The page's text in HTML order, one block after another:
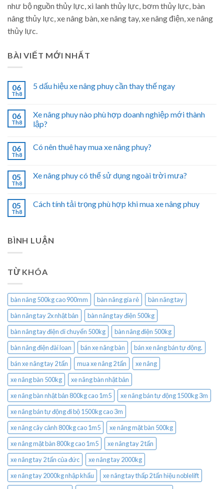
như bộ nguồn thủy lực, xi lanh thủy lực, bơm thủy lực, bàn
nâng thủy lực, xe nâng bàn, xe nâng tay, xe nâng điện, xe nâng
thủy lực.
BÀI VIẾT MỚI NHẤT
06
Th8
5 dấu hiệu xe nâng phuy cần thay thế ngay
06
Th8
Xe nâng phuy nào phù hợp doanh nghiệp mới thành
lập?
06
Th8
Có nên thuê hay mua xe nâng phuy?
05
Th8
Xe nâng phuy có thể sử dụng ngoài trời mưa?
05
Th8
Cách tính tải trọng phù hợp khi mua xe nâng phuy
BÌNH LUẬN
TỪ KHÓA
bàn nâng 500kg cao 900mm bàn nâng gía rẻ
bàn nâng tay
bàn nâng tay 2x nhật bản
bàn nâng tay điện 500kg
bàn nâng tay điện di chuyển 500kg
bàn nâng điện 500kg
bàn nâng điện đài loan
bán xe nâng bàn
bán xe nâng bán tự động.
bán xe nâng tay 2 tấn
mua xe nâng 2 tấn
xe nâng
xe nâng bàn 500kg
xe nâng bàn nhật bản
xe nâng bàn nhật bản 800kg cao 1m5
xe nâng bán tự động 1500kg 3m
xe nâng bán tự động đi bộ 1500kg cao 3m
xe nâng cây cảnh 800kg cao 1m5
xe nâng mặt bàn 500kg
xe nâng mặt bàn 800kg cao 1m5
xe nâng tay 2 tấn
xe nâng tay 2 tấn của đức
xe nâng tay 2000kg
xe nâng tay 2000kg nhập khẩu
xe nâng tay thấp 2 tấn hiệu noblelift